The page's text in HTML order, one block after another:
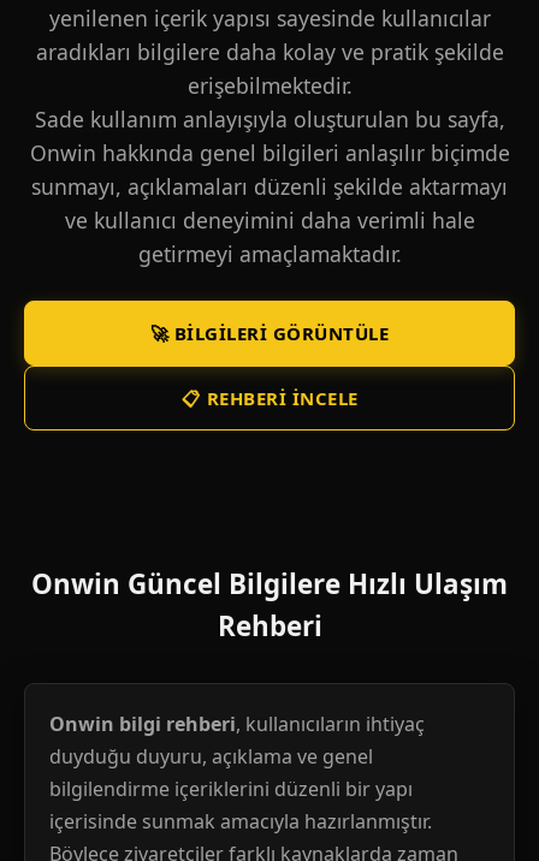
yenilenen içerik yapısı sayesinde kullanıcılar
aradıkları bilgilere daha kolay ve pratik şekilde
erişebilmektedir.
Sade kullanım anlayışıyla oluşturulan bu sayfa,
Onwin hakkında genel bilgileri anlaşılır biçimde
sunmayı, açıklamaları düzenli şekilde aktarmayı
ve kullanıcı deneyimini daha verimli hale
getirmeyi amaçlamaktadır.
🚀 BILGILERI GÖRÜNTÜLE
📋 REHBERI İNCELE
Onwin Güncel Bilgilere Hızlı Ulaşım
Rehberi
Onwin bilgi rehberi, kullanıcıların ihtiyaç
duyduğu duyuru, açıklama ve genel
bilgilendirme içeriklerini düzenli bir yapı
içerisinde sunmak amacıyla hazırlanmıştır.
Böylece ziyaretçiler farklı kaynaklarda zaman